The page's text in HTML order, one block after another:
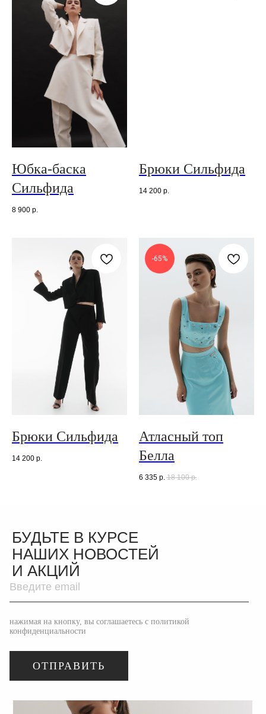
Юбка-баска
Сильфида
8 900 р.
Брюки Сильфида
14 200 р.
Брюки Сильфида
14 200 р.
-65%
Атласный топ
Белла
6 335 р. 18 100 р.
БУДЬТЕ В КУРСЕ
НАШИХ НОВОСТЕЙ
И АКЦИЙ
нажимая на кнопку, вы соглашаетесь с политикой
конфиденциальности
ОТПРАВИТЬ